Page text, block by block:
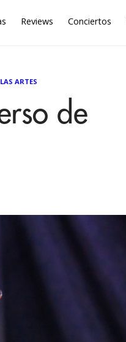
Reviews Conciertos
ARTES
de